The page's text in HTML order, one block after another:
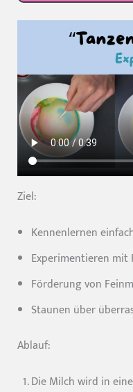
Ziel:
Kennenlernen
Experimentieren mit
Förderung von
Staunen über
Ablauf:
Die Milch wird in